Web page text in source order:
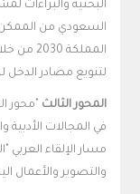
البحثية والبراءات
السعودي من الممكن
لتنويع مصادر الدخل
المحور الثالث "محور
في المجالات الأدبية
مسار الإلقاء
والتصوير والأعمال